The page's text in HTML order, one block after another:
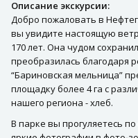
Описание экскурсии:
Добро пожаловать в
вы увидите настоящую
170 лет. Она чудом
преобразилась благодаря
“Бариновская мельница”
площадку более 4 га с
нашего региона - хлеб.
В парке вы прогуляетесь